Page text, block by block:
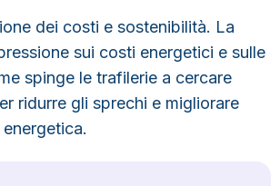
dei costi e sostenibilità. La
sui costi energetici e sulle
spinge le trafilerie a cercare
ridurre gli sprechi e migliorare
energetica.